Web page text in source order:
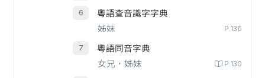
粵語查音識字字典
姊妹
P.136
粵語同音字典
女兄，姊妹
P.130